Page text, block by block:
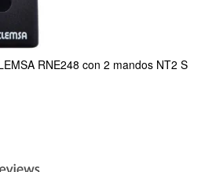
RNE248 con 2 mandos NT2 S